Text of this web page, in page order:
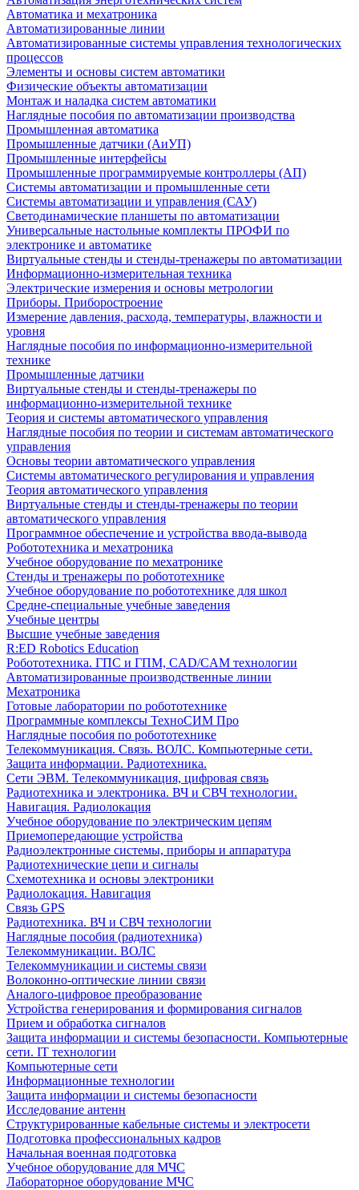
Автоматика и мехатроника
Автоматизированные линии
Автоматизированные системы управления технологических
процессов
Элементы и основы систем автоматики
Физические объекты автоматизации
Монтаж и наладка систем автоматики
Наглядные пособия по автоматизации производства
Промышленная автоматика
Промышленные датчики (АиУП)
Промышленные интерфейсы
Промышленные программируемые контроллеры (АП)
Системы автоматизации и промышленные сети
Системы автоматизации и управления (САУ)
Светодинамические планшеты по автоматизации
Универсальные настольные комплекты ПРОФИ по
электронике и автоматике
Виртуальные стенды и стенды-тренажеры по автоматизации
Информационно-измерительная техника
Электрические измерения и основы метрологии
Приборы. Приборостроение
Измерение давления, расхода, температуры, влажности и
уровня
Наглядные пособия по информационно-измерительной
технике
Промышленные датчики
Виртуальные стенды и стенды-тренажеры по
информационно-измерительной технике
Теория и системы автоматического управления
Наглядные пособия по теории и системам автоматического
управления
Основы теории автоматического управления
Системы автоматического регулирования и управления
Теория автоматического управления
Виртуальные стенды и стенды-тренажеры по теории
автоматического управления
Программное обеспечение и устройства ввода-вывода
Робототехника и мехатроника
Учебное оборудование по мехатронике
Стенды и тренажеры по робототехнике
Учебное оборудование по робототехнике для школ
Средне-специальные учебные заведения
Учебные центры
Высшие учебные заведения
R:ED Robotics Education
Робототехника. ГПС и ГПМ, CAD/CAM технологии
Автоматизированные производственные линии
Мехатроника
Готовые лаборатории по робототехнике
Программные комплексы ТехноСИМ Про
Наглядные пособия по робототехнике
Телекоммуникация. Связь. ВОЛС. Компьютерные сети.
Защита информации. Радиотехника.
Сети ЭВМ. Телекоммуникация, цифровая связь
Радиотехника и электроника. ВЧ и СВЧ технологии.
Навигация. Радиолокация
Учебное оборудование по электрическим цепям
Приемопередающие устройства
Радиоэлектронные системы, приборы и аппаратура
Радиотехнические цепи и сигналы
Схемотехника и основы электроники
Радиолокация. Навигация
Связь GPS
Радиотехника. ВЧ и СВЧ технологии
Наглядные пособия (радиотехника)
Телекоммуникации. ВОЛС
Телекоммуникации и системы связи
Волоконно-оптические линии связи
Аналого-цифровое преобразование
Устройства генерирования и формирования сигналов
Прием и обработка сигналов
Защита информации и системы безопасности. Компьютерные
сети. IT технологии
Компьютерные сети
Информационные технологии
Защита информации и системы безопасности
Исследование антенн
Структурированные кабельные системы и электросети
Подготовка профессиональных кадров
Начальная военная подготовка
Учебное оборудование для МЧС
Лабораторное оборудование МЧС